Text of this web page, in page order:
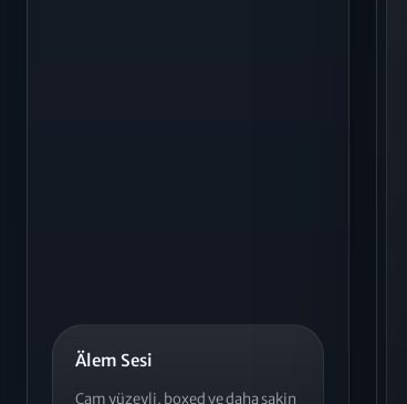
Älem Sesi
Cam yüzeyli, boxed ve daha sakin